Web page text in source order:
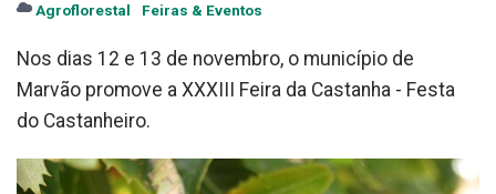
Agroflorestal
Feiras & Eventos
Nos dias 12 e 13 de novembro, o município de
Marvão promove a XXXIII Feira da Castanha - Festa
do Castanheiro.